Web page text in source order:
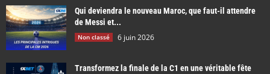
Qui deviendra le nouveau Maroc, que faut-il attendre
de Messi et...
Non classé 6 juin 2026
Transformez la finale de la C1 en une véritable fête